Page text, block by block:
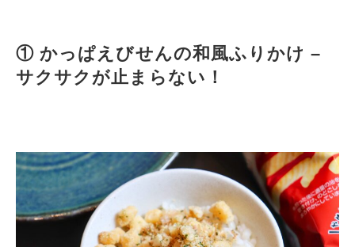
① かっぱえびせんの和風ふりかけ –
サクサクが止まらない！